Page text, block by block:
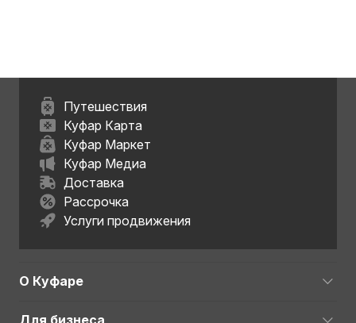
Путешествия
Куфар Карта
Куфар Маркет
Куфар Медиа
Доставка
Рассрочка
Услуги продвижения
О Куфаре
Для бизнеса